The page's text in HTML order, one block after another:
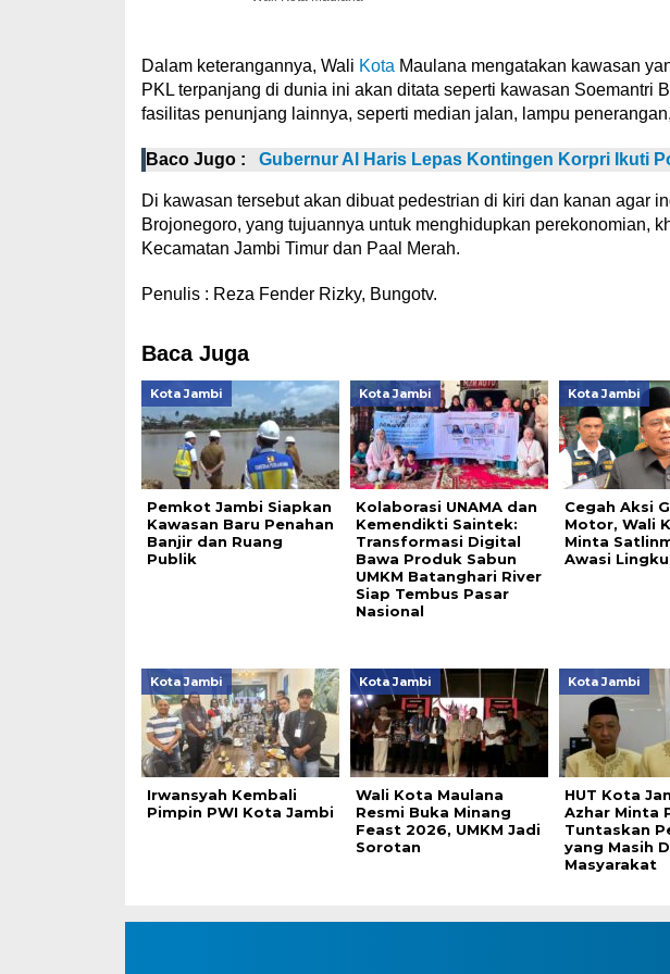
Dalam keterangannya, Wali Kota Maulana mengatakan kawasan
PKL terpanjang di dunia ini akan ditata seperti kawasan Soemantri
fasilitas penunjang lainnya, seperti median jalan, lampu
Baco Jugo : Gubernur Al Haris Lepas Kontingen Korpri Ikuti
Di kawasan tersebut akan dibuat pedestrian di kiri dan kanan agar
Brojonegoro, yang tujuannya untuk menghidupkan perekonomian,
Kecamatan Jambi Timur dan Paal Merah.
Penulis : Reza Fender Rizky, Bungotv.
Baca Juga
Kota Jambi
Pemkot Jambi Siapkan
Kawasan Baru Penahan
Banjir dan Ruang
Publik
Kota Jambi
Kolaborasi UNAMA dan
Kemendikti Saintek:
Transformasi Digital
Bawa Produk Sabun
UMKM Batanghari River
Siap Tembus Pasar
Nasional
Kota Jambi
Cegah Aksi
Motor, Wali
Minta
Awasi
Kota Jambi
Irwansyah Kembali
Pimpin PWI Kota Jambi
Kota Jambi
Wali Kota Maulana
Resmi Buka Minang
Feast 2026, UMKM Jadi
Sorotan
Kota Jambi
HUT Kota
Azhar Minta
Tuntaskan
yang Masih
Masyarakat